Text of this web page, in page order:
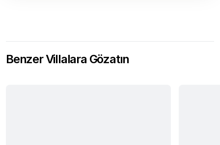
Benzer Villalara Gözatın